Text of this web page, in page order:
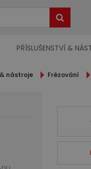
PŘÍSLUŠENSTVÍ &
nástroje Frézování